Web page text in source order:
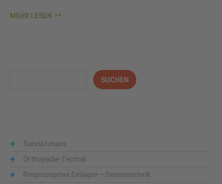
MEHR LESEN
Sanitätshaus
Orthopädie-Technik
Propriozeptive Einlagen – Sensomotorik